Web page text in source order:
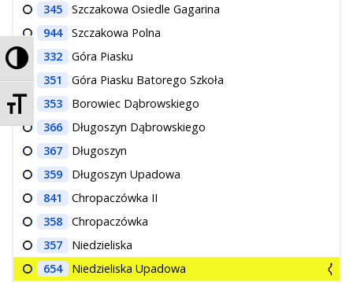
Przełącz wysoki kontrast
Zmień rozmiar czcionek
Ochrona danych osobowych
345
Szczakowa Osiedle Gagarina
944
Szczakowa Polna
332
Góra Piasku
351
Góra Piasku Batorego Szkoła
353
Borowiec Dąbrowskiego
366
Długoszyn Dąbrowskiego
367
Długoszyn
359
Długoszyn Upadowa
841
Chropaczówka II
358
Chropaczówka
357
Niedzieliska
654
Niedzieliska Upadowa